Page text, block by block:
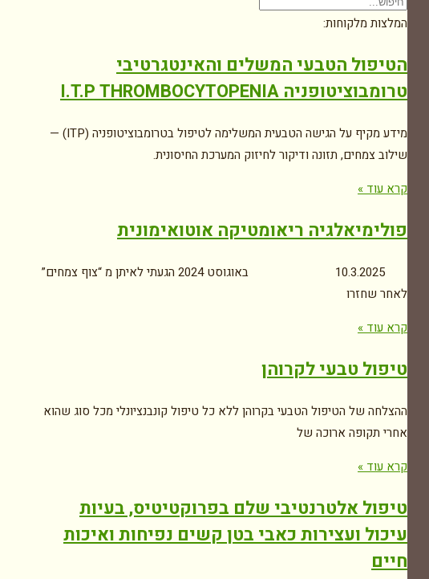
המלצות מלקוחות:
הטיפול הטבעי המשלים והאינטגרטיבי
טרומבוציטופניה I.T.P THROMBOCYTOPENIA
מידע מקיף על הגישה הטבעית המשלימה לטיפול בטרומבוציטופניה (ITP) —
שילוב צמחים, תזונה ודיקור לחיזוק המערכת החיסונית.
קרא עוד »
פולימיאלגיה ריאומטיקה אוטואימונית
10.3.2025 באוגוסט 2024 הגעתי לאיתן מ “צוף צמחים”
לאחר שחזרו
קרא עוד »
טיפול טבעי לקרוהן
ההצלחה של הטיפול הטבעי בקרוהן ללא כל טיפול קונבנציונלי מכל סוג שהוא
אחרי תקופה ארוכה של
קרא עוד »
טיפול אלטרנטיבי שלם בפרוקטיטיס, בעיות
עיכול ועצירות כאבי בטן קשים נפיחות ואיכות
חיים